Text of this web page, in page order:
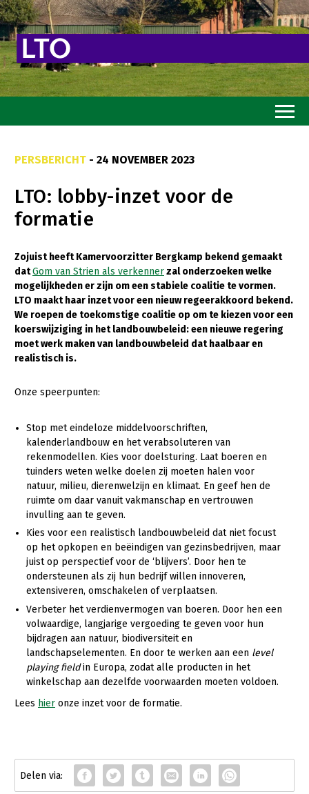
Goed eten
Mooi groen
Sterk ondernemerschap
Transitiepaden
Thema’s
Gezonde planten
Gezonde dieren
Platteland en omgeving
Mens, ondernemerschap en onderwijs
Internationaal
Sectoren
Dier
Biologische Landbouw
Geitenhouderij
Kalverhouderij
Konijnenhouderij
Melkveehouderij
Paardenhouderij
Varkenshouderij
Vleesveehouderij
Plant
Akkerbouw
Biologische Landbouw
Bollenteelt
Bomen, vaste planten en zomerbloemen
Fruitteelt
Vollegrondsgroente
Multifunctionele landbouw
Multifunctioneel
Vrouw en Bedrijf
Onderwerpen
Nieuws
Nieuwsabonnement
Webinars
LTO Nederland
PERSBERICHT - 24 NOVEMBER 2023
LTO: lobby-inzet voor de
formatie
Zojuist heeft Kamervoorzitter Bergkamp bekend gemaakt
datGom van Strien als verkennerzal onderzoeken welke
mogelijkheden er zijn om een stabiele coalitie te vormen.
LTO maakt haar inzet voor een nieuw regeerakkoord bekend.
We roepen de toekomstige coalitie op om te kiezen voor een
koerswijziging in het landbouwbeleid: een nieuwe regering
moet werk maken van landbouwbeleid dat haalbaar en
realistisch is.
Onze speerpunten:
Stop met eindeloze middelvoorschriften,
kalenderlandbouw en het verabsoluteren van
rekenmodellen. Kies voor doelsturing. Laat boeren en
tuinders weten welke doelen zij moeten halen voor
natuur, milieu, dierenwelzijn en klimaat. En geef hen de
ruimte om daar vanuit vakmanschap en vertrouwen
invulling aan te geven.
Kies voor een realistisch landbouwbeleid dat niet focust
op het opkopen en beëindigen van gezinsbedrijven, maar
juist op perspectief voor de ‘blijvers’. Door hen te
ondersteunen als zij hun bedrijf willen innoveren,
extensiveren, omschakelen of verplaatsen.
Verbeter het verdienvermogen van boeren. Door hen een
volwaardige, langjarige vergoeding te geven voor hun
bijdragen aan natuur, biodiversiteit en
landschapselementen. En door te werken aan een level
playing fieldin Europa, zodat alle producten in het
winkelschap aan dezelfde voorwaarden moeten voldoen.
Lees hier onze inzet voor de formatie.